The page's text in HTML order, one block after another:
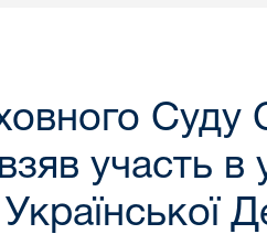
Суду
участь в